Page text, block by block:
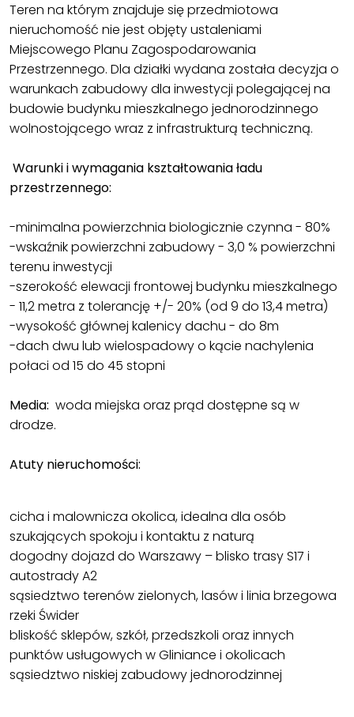
Teren na którym znajduje się przedmiotowa
nieruchomość nie jest objęty ustaleniami
Miejscowego Planu Zagospodarowania
Przestrzennego. Dla działki wydana została decyzja o
warunkach zabudowy dla inwestycji polegającej na
budowie budynku mieszkalnego jednorodzinnego
wolnostojącego wraz z infrastrukturą techniczną.
Warunki i wymagania kształtowania ładu
przestrzennego:
-minimalna powierzchnia biologicznie czynna - 80%
-wskaźnik powierzchni zabudowy - 3,0 % powierzchni
terenu inwestycji
-szerokość elewacji frontowej budynku mieszkalnego
- 11,2 metra z tolerancję +/- 20% (od 9 do 13,4 metra)
-wysokość głównej kalenicy dachu - do 8m
-dach dwu lub wielospadowy o kącie nachylenia
połaci od 15 do 45 stopni
Media: woda miejska oraz prąd dostępne są w
drodze.
Atuty nieruchomości:
cicha i malownicza okolica, idealna dla osób
szukających spokoju i kontaktu z naturą
dogodny dojazd do Warszawy – blisko trasy S17 i
autostrady A2
sąsiedztwo terenów zielonych, lasów i linia brzegowa
rzeki Świder
bliskość sklepów, szkół, przedszkoli oraz innych
punktów usługowych w Gliniance i okolicach
sąsiedztwo niskiej zabudowy jednorodzinnej